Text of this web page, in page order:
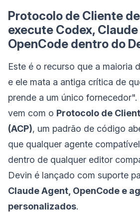
Protocolo de Cliente
execute Codex, Claude
OpenCode dentro do
Este é o recurso que a maioria
e ele mata a antiga crítica de
prende a um único
vem com o Protocolo de
(ACP), um padrão de código
que qualquer agente
dentro de qualquer editor
Devin é lançado com suporte
Claude Agent, OpenCode e
personalizados.